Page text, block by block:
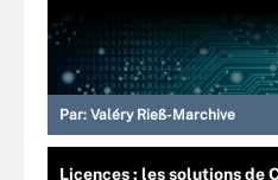
Par: Valéry Rieß-Marchive
Licences : les solutions de